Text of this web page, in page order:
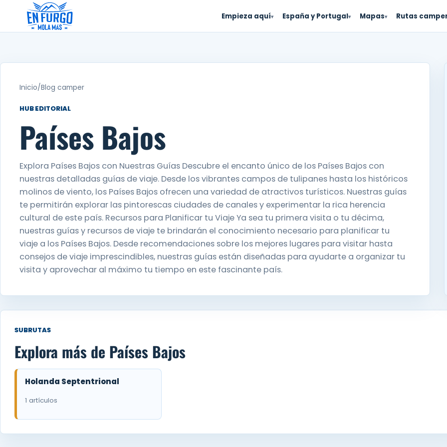
contenido
Empieza aquí▾ España y Portugal▾ Mapas▾ Rutas
Inicio/Blog camper
HUB EDITORIAL
Países Bajos
Explora Países Bajos con Nuestras Guías Descubre el encanto único de los Países Bajos con
nuestras detalladas guías de viaje. Desde los vibrantes campos de tulipanes hasta los históricos
molinos de viento, los Países Bajos ofrecen una variedad de atractivos turísticos. Nuestras guías
te permitirán explorar las pintorescas ciudades de canales y experimentar la rica herencia
cultural de este país. Recursos para Planificar tu Viaje Ya sea tu primera visita o tu décima,
nuestras guías y recursos de viaje te brindarán el conocimiento necesario para planificar tu
viaje a los Países Bajos. Desde recomendaciones sobre los mejores lugares para visitar hasta
consejos de viaje imprescindibles, nuestras guías están diseñadas para ayudarte a organizar tu
visita y aprovechar al máximo tu tiempo en este fascinante país.
SUBRUTAS
Explora más de Países Bajos
Holanda Septentrional
1 artículos